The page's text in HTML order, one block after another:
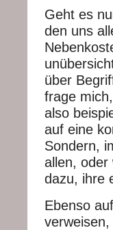
Geht es
den uns
über
frage
also
auf eine
Sondern,
allen, oder
dazu, ihre
Ebenso